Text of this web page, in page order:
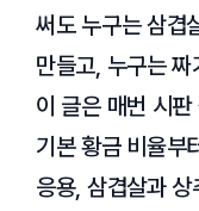
써도 누구는 삼겹
만들고, 누구는
이 글은 매번 시
기본 황금 비율부
응용, 삼겹살과